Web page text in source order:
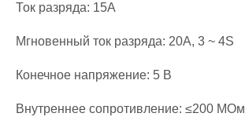
Ток разряда: 15А
Мгновенный ток разряда: 20A, 3 ~ 4S
Конечное напряжение: 5 В
Внутреннее сопротивление: ≤200 МОм